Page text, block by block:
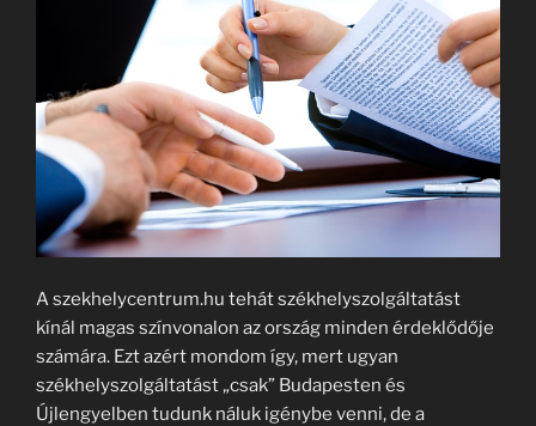
A szekhelycentrum.hu tehát székhelyszolgáltatást
kínál magas színvonalon az ország minden érdeklődője
számára. Ezt azért mondom így, mert ugyan
székhelyszolgáltatást „csak” Budapesten és
Újlengyelben tudunk náluk igénybe venni, de a